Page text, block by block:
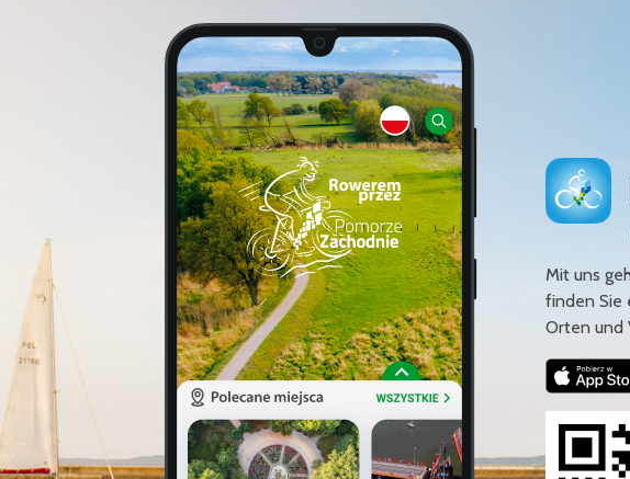
Mit uns
finden Sie
Orten und